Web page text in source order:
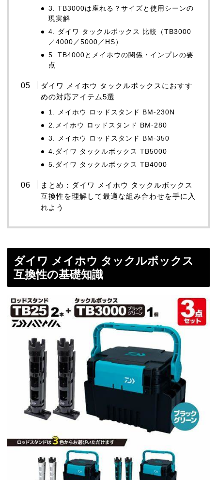
3. TB3000は座れる？サイズと使用シーンの
現実解
4. ダイワ タックルボックス 比較（TB3000
／4000／5000／HS）
5. TB4000とメイホウの関係・インプレの要
点
ダイワ メイホウ タックルボックスにおすす
めの対応アイテム5選
1. メイホウ ロッドスタンド BM-230N
2.
メイホウ ロッドスタンド BM-280
3. メイホウ ロッドスタンド BM-350
4. ダイワ タックルボックス TB5000
5. ダイワ タックルボックス TB4000
まとめ：ダイワ メイホウ タックルボックス
互換性を理解して最適な組み合わせを手に入
れよう
ダイワ メイホウ タックルボックス
互換性の基礎知識